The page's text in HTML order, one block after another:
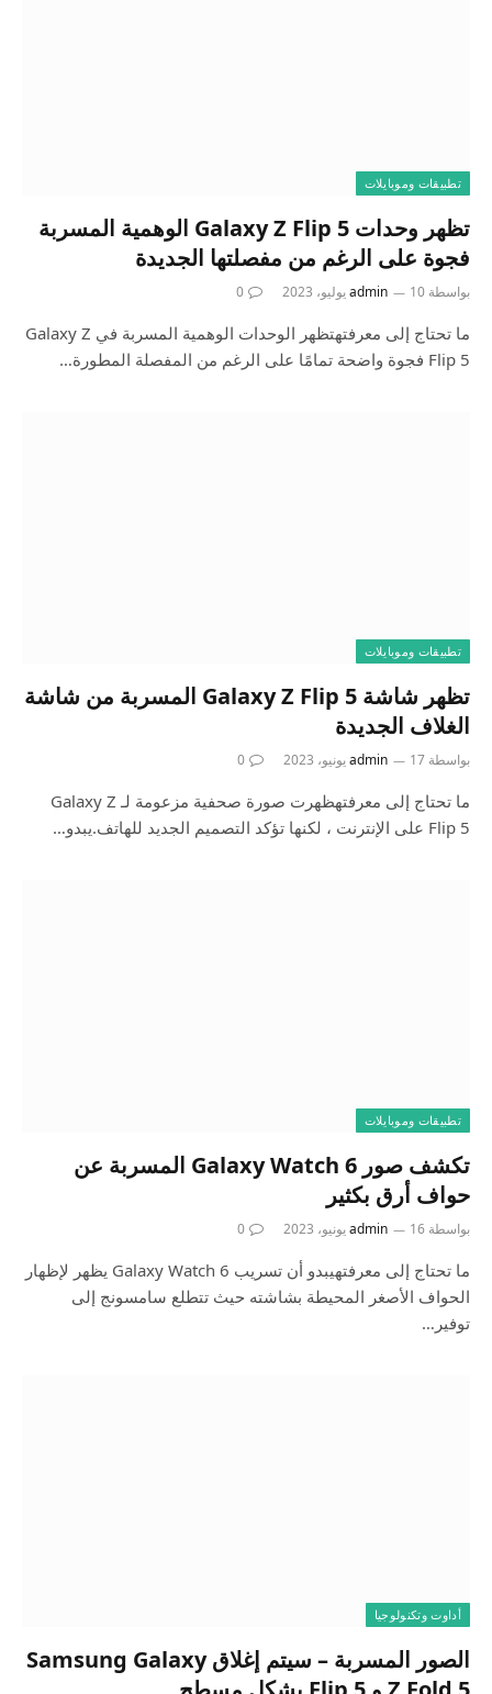
تطبيقات وموبايلات
تظهر وحدات Galaxy Z Flip 5 الوهمية المسربة
فجوة على الرغم من مفصلتها الجديدة
بواسطة admin 10 يوليو، 2023 0
ما تحتاج إلى معرفتهتظهر الوحدات الوهمية المسربة في Galaxy Z
Flip 5 فجوة واضحة تمامًا على الرغم من المفصلة المطورة…
تطبيقات وموبايلات
تظهر شاشة Galaxy Z Flip 5 المسربة من شاشة
الغلاف الجديدة
بواسطة admin 17 يونيو، 2023 0
ما تحتاج إلى معرفتهظهرت صورة صحفية مزعومة لـ Galaxy Z
Flip 5 على الإنترنت ، لكنها تؤكد التصميم الجديد للهاتف.يبدو…
تطبيقات وموبايلات
تكشف صور Galaxy Watch 6 المسربة عن
حواف أرق بكثير
بواسطة admin 16 يونيو، 2023 0
ما تحتاج إلى معرفتهيبدو أن تسريب Galaxy Watch 6 يظهر لإظهار
الحواف الأصغر المحيطة بشاشته حيث تتطلع سامسونج إلى
توفير…
أداوت وتكنولوجيا
الصور المسربة – سيتم إغلاق Samsung Galaxy